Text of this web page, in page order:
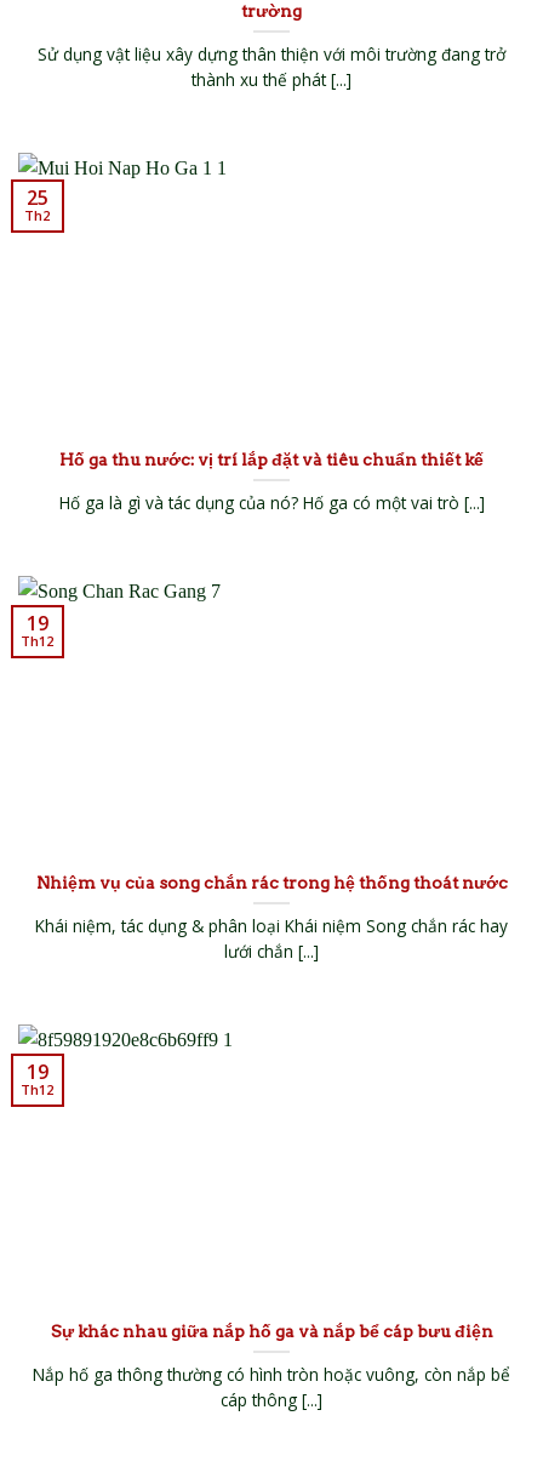
trường
Sử dụng vật liệu xây dựng thân thiện với môi trường đang trở
thành xu thế phát [...]
Hố ga thu nước: vị trí lắp đặt và tiêu chuẩn thiết kế
Hố ga là gì và tác dụng của nó? Hố ga có một vai trò [...]
25
Th2
Nhiệm vụ của song chắn rác trong hệ thống thoát nước
Khái niệm, tác dụng & phân loại Khái niệm Song chắn rác hay
lưới chắn [...]
19
Th12
Sự khác nhau giữa nắp hố ga và nắp bể cáp bưu điện
Nắp hố ga thông thường có hình tròn hoặc vuông, còn nắp bể
cáp thông [...]
19
Th12